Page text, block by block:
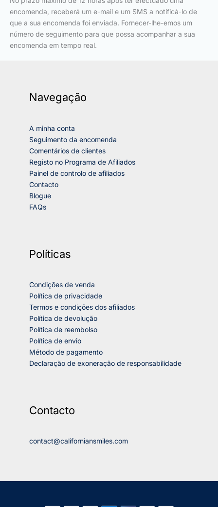
encomenda, receberá um e-mail e um SMS a notificá-lo de
que a sua encomenda foi enviada. Fornecer-lhe-emos um
número de seguimento para que possa acompanhar a sua
encomenda em tempo real.
Navegação
A minha conta
Seguimento da encomenda
Comentários de clientes
Registo no Programa de Afiliados
Painel de controlo de afiliados
Contacto
Blogue
FAQs
Políticas
Condições de venda
Política de privacidade
Termos e condições dos afiliados
Política de devolução
Política de reembolso
Política de envio
Método de pagamento
Declaração de exoneração de responsabilidade
Contacto
contact@californiansmiles.com